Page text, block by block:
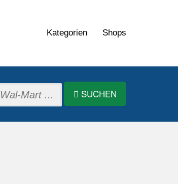
Kategorien Shops
SUCHEN